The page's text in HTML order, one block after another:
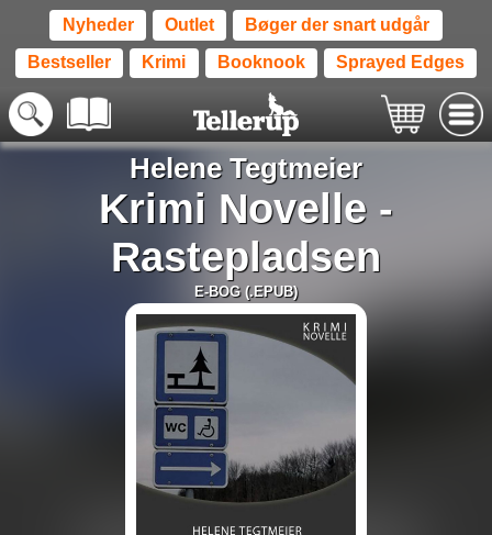
Nyheder Outlet Bøger der snart udgår
Bestseller Krimi Booknook Sprayed Edges
Helene Tegtmeier
Krimi Novelle -
Rastepladsen
E-BOG (.EPUB)